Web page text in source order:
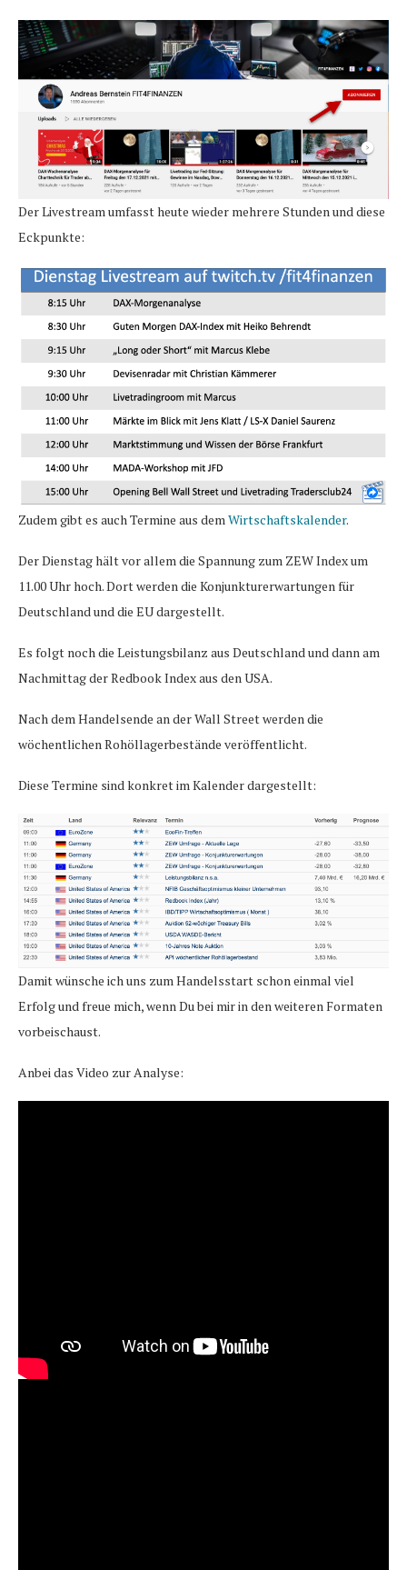
Der Livestream umfasst heute wieder mehrere Stunden und diese
Eckpunkte:
Zudem gibt es auch Termine aus dem Wirtschaftskalender.
Der Dienstag hält vor allem die Spannung zum ZEW Index um
11.00 Uhr hoch. Dort werden die Konjunkturerwartungen für
Deutschland und die EU dargestellt.
Es folgt noch die Leistungsbilanz aus Deutschland und dann am
Nachmittag der Redbook Index aus den USA.
Nach dem Handelsende an der Wall Street werden die
wöchentlichen Rohöllagerbestände veröffentlicht.
Diese Termine sind konkret im Kalender dargestellt:
Damit wünsche ich uns zum Handelsstart schon einmal viel
Erfolg und freue mich, wenn Du bei mir in den weiteren Formaten
vorbeischaust.
Anbei das Video zur Analyse: